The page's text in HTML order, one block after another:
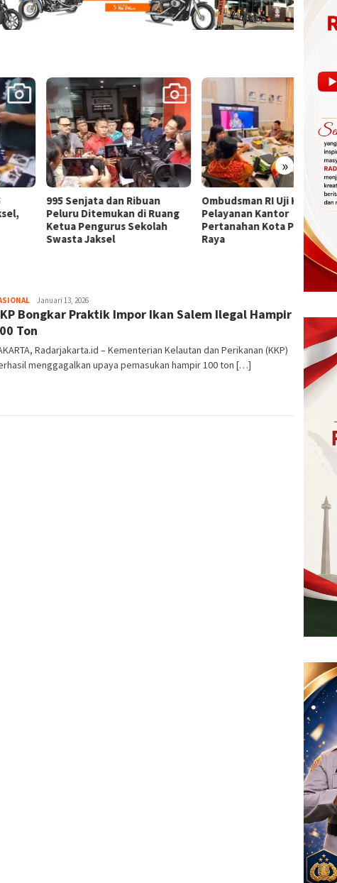
»
Senjata dan Ribuan
Ditemukan di Ruang
Ketua Pengurus Sekolah
Swasta Jaksel
Ombudsman RI Uji Kualitas
Pelayanan Kantor
Pertanahan Kota Palangka
PWI
Publik
Ilham
Akbar
Januari 13, 2026
Bongkar Praktik Impor Ikan Salem Ilegal Hampir
Ton
Radarjakarta.id – Kementerian Kelautan dan Perikanan (KKP)
menggagalkan upaya pemasukan hampir 100 ton […]